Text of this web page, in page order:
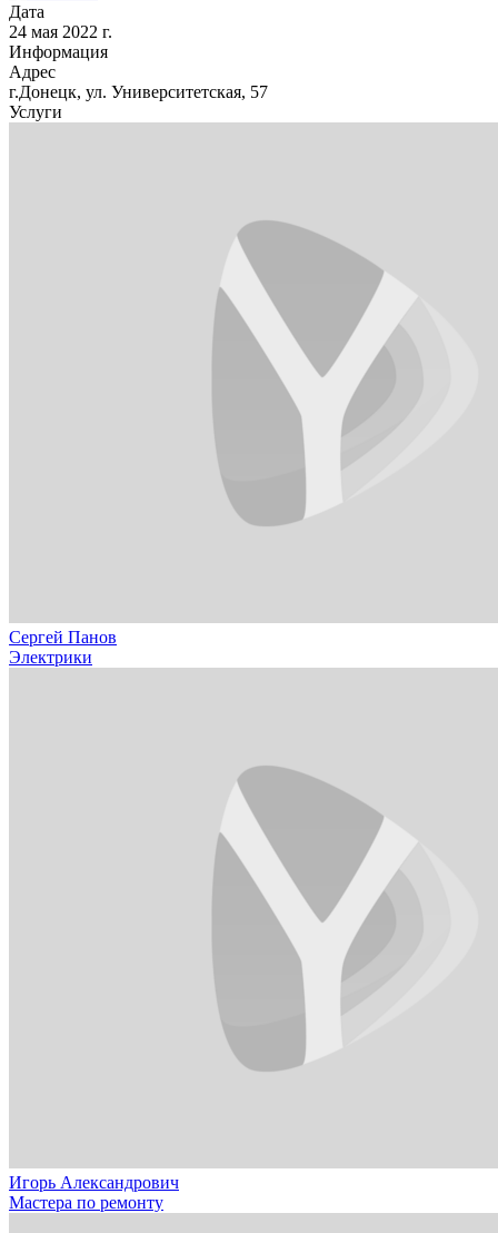
Дата
24 мая 2022 г.
Информация
Адрес
г.Донецк, ул. Университетская, 57
Услуги
Сергей Панов
Электрики
Игорь Александрович
Мастера по ремонту